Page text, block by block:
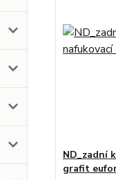
ND_zadní
grafit